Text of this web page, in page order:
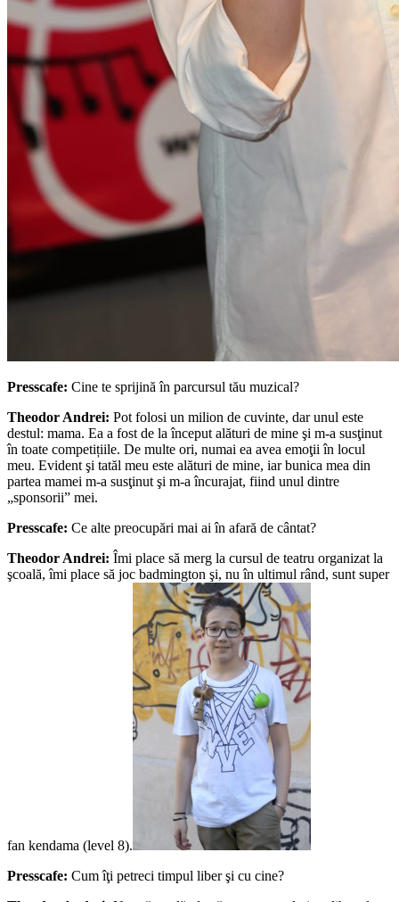
Presscafe: Cine te sprijină în parcursul tău muzical?
Theodor Andrei: Pot folosi un milion de cuvinte, dar unul este
destul: mama. Ea a fost de la început alături de mine şi m-a susţinut
în toate competițiile. De multe ori, numai ea avea emoţii în locul
meu. Evident şi tatăl meu este alături de mine, iar bunica mea din
partea mamei m-a susţinut şi m-a încurajat, fiind unul dintre
„sponsorii” mei.
Presscafe: Ce alte preocupări mai ai în afară de cântat?
Theodor Andrei: Îmi place să merg la cursul de teatru organizat la
şcoală, îmi place să joc badmington şi, nu în ultimul rând, sunt super
fan kendama (level 8).
Presscafe: Cum îţi petreci timpul liber şi cu cine?